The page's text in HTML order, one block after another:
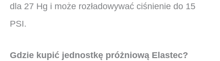
dla 27 Hg i może rozładowywać ciśnienie do 15
PSI.
Gdzie kupić jednostkę próżniową Elastec?